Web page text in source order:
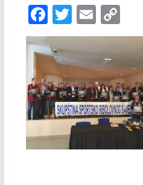
F
ac
e
b
o
o
k
T
w
itt
er
E
m
ai
l
C
o
p
y
Li
n
k